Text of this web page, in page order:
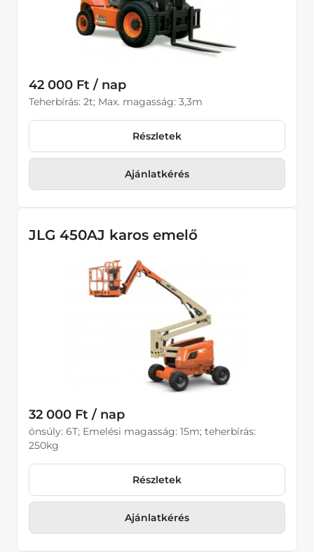
42 000 Ft / nap
Teherbírás: 2t; Max. magasság: 3,3m
Részletek
Ajánlatkérés
JLG 450AJ karos emelő
32 000 Ft / nap
önsúly: 6T; Emelési magasság: 15m; teherbírás:
250kg
Részletek
Ajánlatkérés